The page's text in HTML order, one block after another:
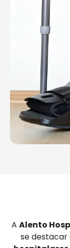
A Alento
se destacar